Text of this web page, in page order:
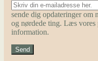
sende dig opdateringer om
og nørdede ting. Læs vores
information.